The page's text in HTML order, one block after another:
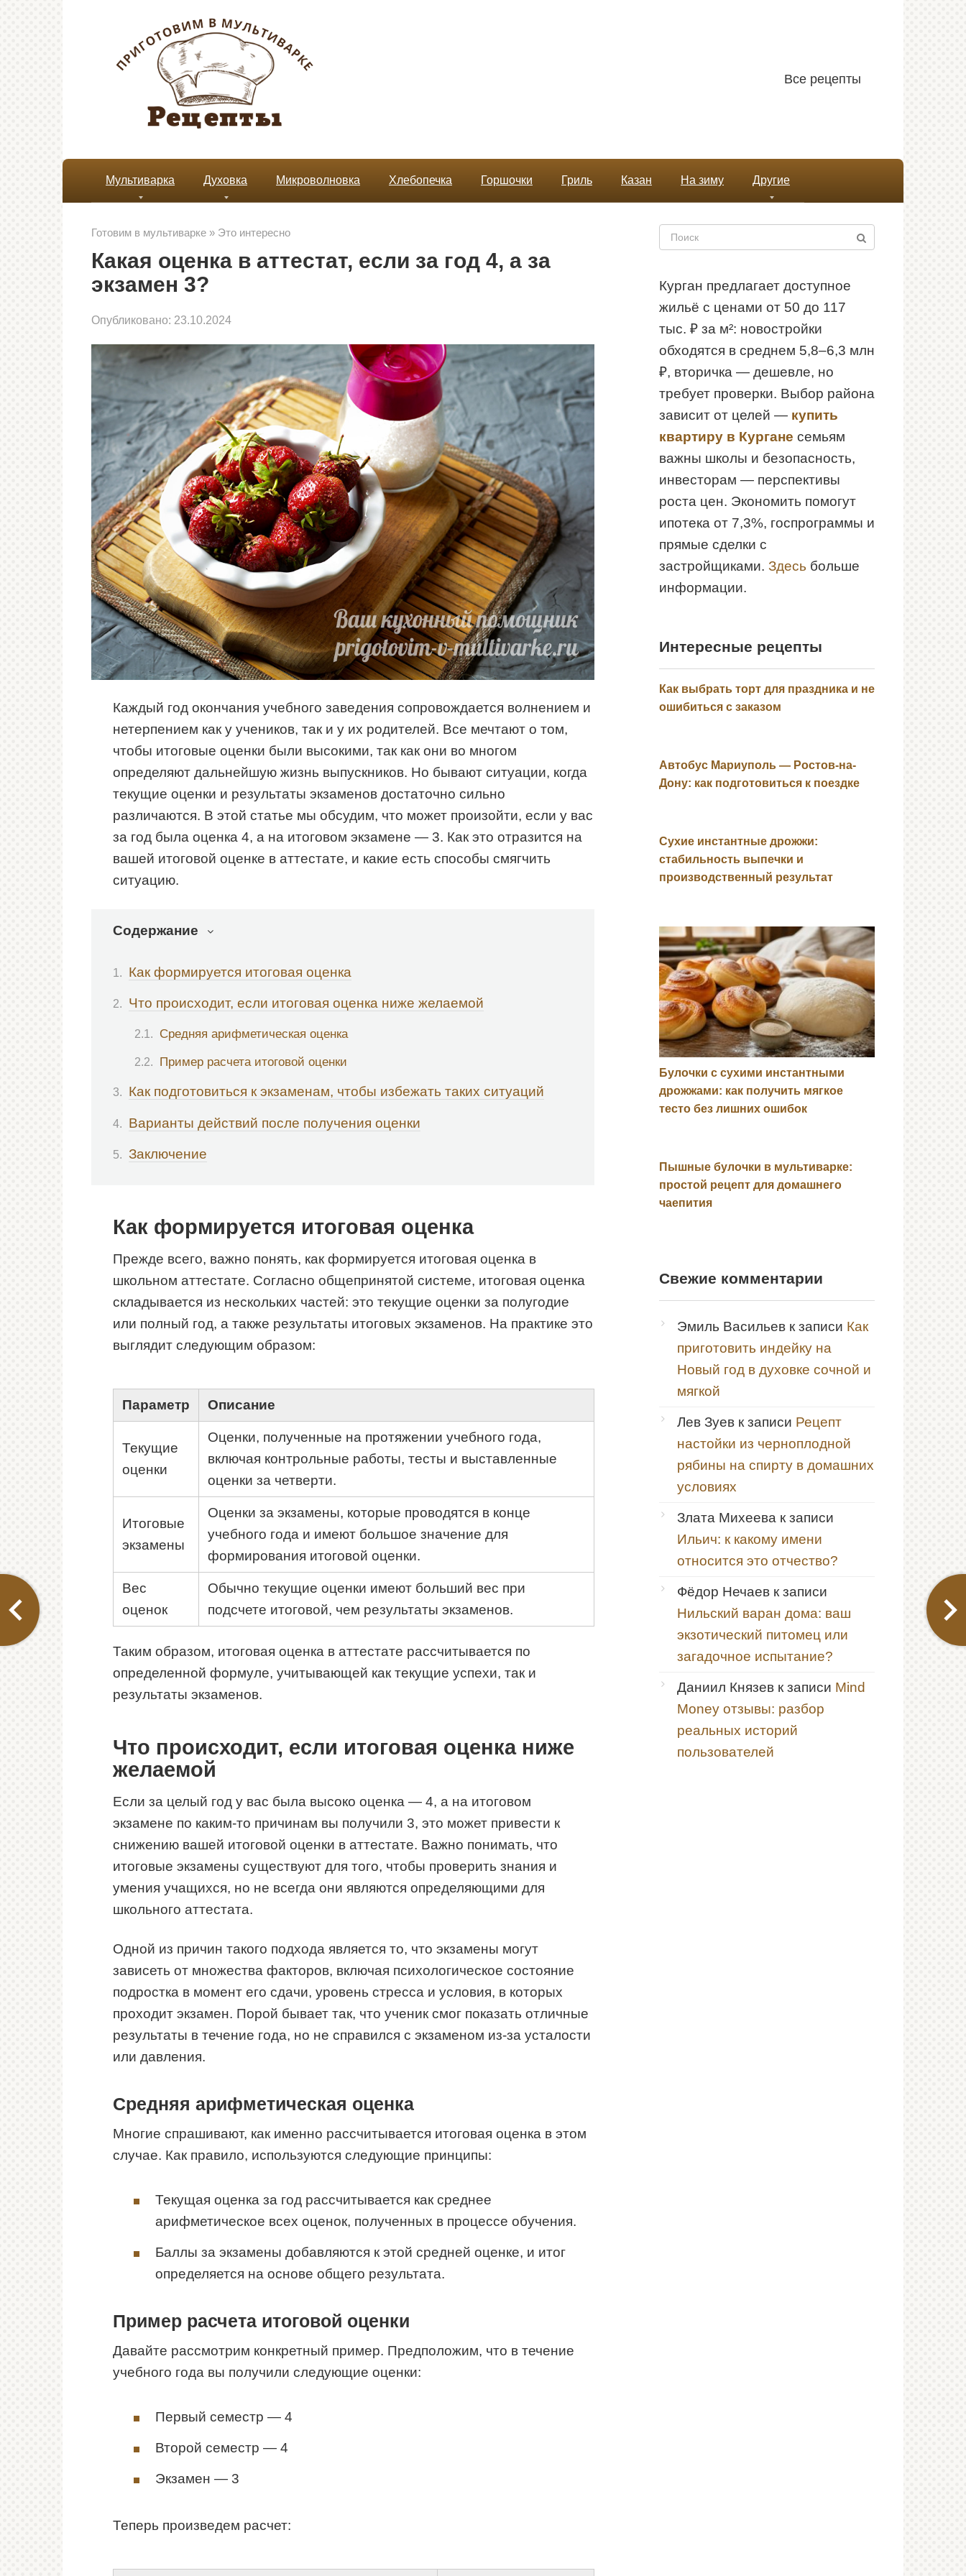
Все рецепты
Мультиварка Духовка Микроволновка Хлебопечка Горшочки Гриль Казан На зиму Другие
Готовим в мультиварке » Это интересно
Какая оценка в аттестат, если за год 4, а за
экзамен 3?
Опубликовано: 23.10.2024
Каждый год окончания учебного заведения сопровождается волнением и
нетерпением как у учеников, так и у их родителей. Все мечтают о том,
чтобы итоговые оценки были высокими, так как они во многом
определяют дальнейшую жизнь выпускников. Но бывают ситуации, когда
текущие оценки и результаты экзаменов достаточно сильно
различаются. В этой статье мы обсудим, что может произойти, если у вас
за год была оценка 4, а на итоговом экзамене — 3. Как это отразится на
вашей итоговой оценке в аттестате, и какие есть способы смягчить
ситуацию.
Содержание
Как формируется итоговая оценка
Что происходит, если итоговая оценка ниже желаемой
Средняя арифметическая оценка
Пример расчета итоговой оценки
Как подготовиться к экзаменам, чтобы избежать таких ситуаций
Варианты действий после получения оценки
Заключение
Как формируется итоговая оценка
Прежде всего, важно понять, как формируется итоговая оценка в
школьном аттестате. Согласно общепринятой системе, итоговая оценка
складывается из нескольких частей: это текущие оценки за полугодие
или полный год, а также результаты итоговых экзаменов. На практике это
выглядит следующим образом:
Параметр Описание
Текущие
оценки
Оценки, полученные на протяжении учебного года,
включая контрольные работы, тесты и выставленные
оценки за четверти.
Итоговые
экзамены
Оценки за экзамены, которые проводятся в конце
учебного года и имеют большое значение для
формирования итоговой оценки.
Вес
оценок
Обычно текущие оценки имеют больший вес при
подсчете итоговой, чем результаты экзаменов.
Таким образом, итоговая оценка в аттестате рассчитывается по
определенной формуле, учитывающей как текущие успехи, так и
результаты экзаменов.
Что происходит, если итоговая оценка ниже
желаемой
Если за целый год у вас была высоко оценка — 4, а на итоговом
экзамене по каким-то причинам вы получили 3, это может привести к
снижению вашей итоговой оценки в аттестате. Важно понимать, что
итоговые экзамены существуют для того, чтобы проверить знания и
умения учащихся, но не всегда они являются определяющими для
школьного аттестата.
Одной из причин такого подхода является то, что экзамены могут
зависеть от множества факторов, включая психологическое состояние
подростка в момент его сдачи, уровень стресса и условия, в которых
проходит экзамен. Порой бывает так, что ученик смог показать отличные
результаты в течение года, но не справился с экзаменом из-за усталости
или давления.
Средняя арифметическая оценка
Многие спрашивают, как именно рассчитывается итоговая оценка в этом
случае. Как правило, используются следующие принципы:
Текущая оценка за год рассчитывается как среднее
арифметическое всех оценок, полученных в процессе обучения.
Баллы за экзамены добавляются к этой средней оценке, и итог
определяется на основе общего результата.
Пример расчета итоговой оценки
Давайте рассмотрим конкретный пример. Предположим, что в течение
учебного года вы получили следующие оценки:
Первый семестр — 4
Второй семестр — 4
Экзамен — 3
Теперь произведем расчет:
Поиск:
Курган предлагает доступное
жильё с ценами от 50 до 117
тыс. ₽ за м²: новостройки
обходятся в среднем 5,8–6,3 млн
₽, вторичка — дешевле, но
требует проверки. Выбор района
зависит от целей — купить
квартиру в Кургане семьям
важны школы и безопасность,
инвесторам — перспективы
роста цен. Экономить помогут
ипотека от 7,3%, госпрограммы и
прямые сделки с
застройщиками. Здесь больше
информации.
Интересные рецепты
Как выбрать торт для праздника и не
ошибиться с заказом
Автобус Мариуполь — Ростов-на-
Дону: как подготовиться к поездке
Сухие инстантные дрожжи:
стабильность выпечки и
производственный результат
Булочки с сухими инстантными
дрожжами: как получить мягкое
тесто без лишних ошибок
Пышные булочки в мультиварке:
простой рецепт для домашнего
чаепития
Свежие комментарии
Эмиль Васильев к записи Как
приготовить индейку на
Новый год в духовке сочной и
мягкой
Лев Зуев к записи Рецепт
настойки из черноплодной
рябины на спирту в домашних
условиях
Злата Михеева к записи
Ильич: к какому имени
относится это отчество?
Фёдор Нечаев к записи
Нильский варан дома: ваш
экзотический питомец или
загадочное испытание?
Даниил Князев к записи Mind
Money отзывы: разбор
реальных историй
пользователей